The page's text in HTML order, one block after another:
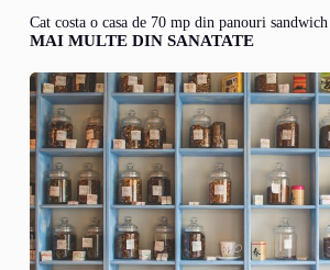
Cat costa o casa de 70 mp din panouri sandwich
MAI MULTE DIN SANATATE